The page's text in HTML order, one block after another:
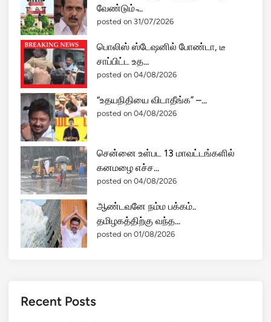
வேண்டும் ̵...
posted on 31/07/2026
பொலிஸ் ஸ்டேஷனில் போண்டா, டீ
சாப்பிட்ட உத...
posted on 04/08/2026
“உதயநிதியை விடாதீங்க” –...
posted on 04/08/2026
சென்னை உள்பட 13 மாவட்டங்களில்
கனமழை எச்ச...
posted on 04/08/2026
ஆண்டவனே நம்ம பக்கம்..
தமிழகத்திற்கு வந்த...
posted on 01/08/2026
Recent Posts